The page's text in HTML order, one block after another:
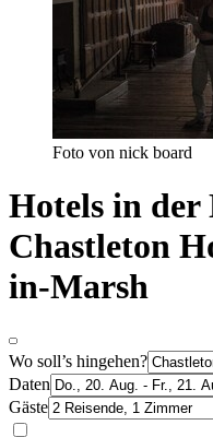
Foto von nick board
Hotels in der
Chastleton
in-Marsh
Wo soll’s hingehen?
Daten
Gäste